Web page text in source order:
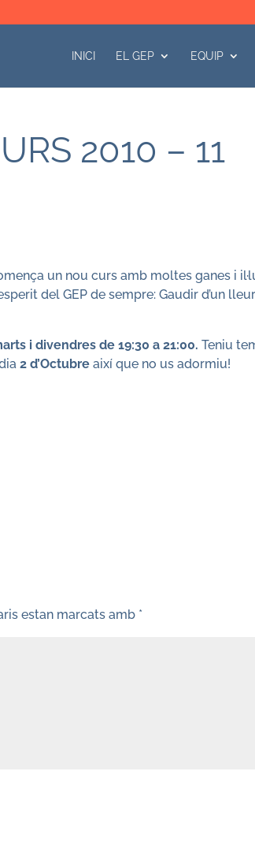
INICI EL GEP EQUIP
2010 – 11
un nou curs amb moltes ganes i
del GEP de sempre: Gaudir d’un
i divendres de 19:30 a 21:00.Teniu
2 d’Octubre així que no us adormiu!
estan marcats amb *